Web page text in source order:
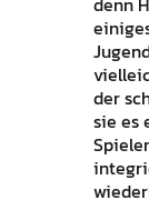
der
sie es